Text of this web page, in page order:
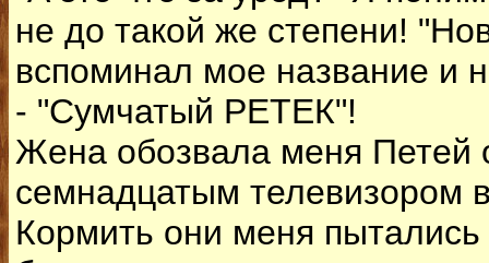
не до такой же степени!
вспоминал мое название и
- "Сумчатый РЕТЕК"!
Жена обозвала меня Петей
семнадцатым телевизором
Кормить они меня